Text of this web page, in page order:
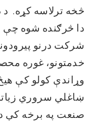
څخه ترلاسه کړه.
دا څرګنده شوه چې
شرکت درنو
خدمتونو، غوره
وړاندې کولو کې
ښاغلي سروري
صنعت په برخه کې د